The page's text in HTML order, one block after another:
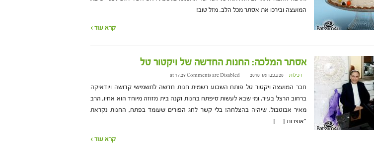
המועצה ובירכו את אסתר מכל הלב. מזל טוב!
קרא עוד ›
אסתר המלכה: החנות החדשה של ויקטור טל
רכילות 20 בפברואר 2018 at 17:29 Comments are Disabled
חבר המועצה ויקטור טל פותח השבוע רשמית חנות חדשה לתשמישי קדושה ויודאיקה
ברחוב הרצל בעיר, ומי שבא לעשות סיפתח בחנות וקנה בית מזוזה מיוחד הוא אחיו, הרב
מאיר אבוטבול. שיהיה בהצלחה! בלי קשר לחג הפורים שעומד בפתח, החנות נקראת
"אוצרות […]
קרא עוד ›